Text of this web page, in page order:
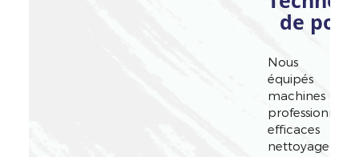
de
Nous
équipés
machines
efficaces
nettoyage